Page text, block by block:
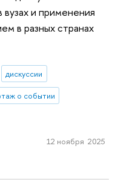
и применения
в разных странах
дискуссии
о событии
12 ноября 2025